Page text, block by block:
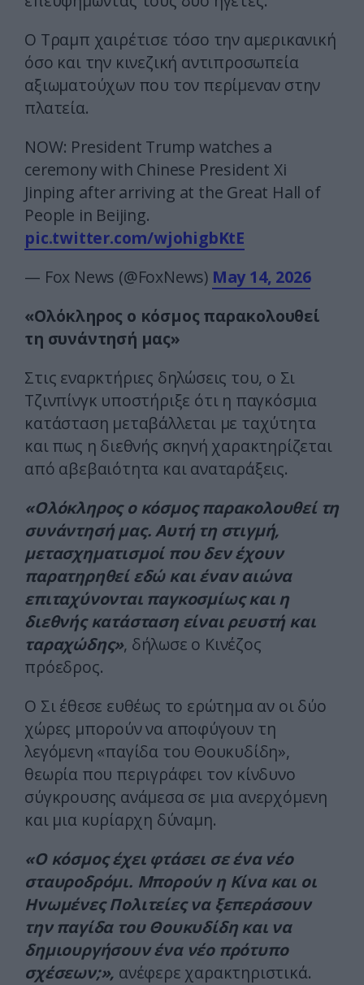
Ο Τραμπ χαιρέτισε τόσο την αμερικανική
όσο και την κινεζική αντιπροσωπεία
αξιωματούχων που τον περίμεναν στην
πλατεία.
NOW: President Trump watches a
ceremony with Chinese President Xi
Jinping after arriving at the Great Hall of
People in Beijing.
pic.twitter.com/wjohigbKtE
— Fox News (@FoxNews) May 14, 2026
«Ολόκληρος ο κόσμος παρακολουθεί
τη συνάντησή μας»
Στις εναρκτήριες δηλώσεις του, ο Σι
Τζινπίνγκ υποστήριξε ότι η παγκόσμια
κατάσταση μεταβάλλεται με ταχύτητα
και πως η διεθνής σκηνή χαρακτηρίζεται
από αβεβαιότητα και αναταράξεις.
«Ολόκληρος ο κόσμος παρακολουθεί τη
συνάντησή μας. Αυτή τη στιγμή,
μετασχηματισμοί που δεν έχουν
παρατηρηθεί εδώ και έναν αιώνα
επιταχύνονται παγκοσμίως και η
διεθνής κατάσταση είναι ρευστή και
ταραχώδης», δήλωσε ο Κινέζος
πρόεδρος.
Ο Σι έθεσε ευθέως το ερώτημα αν οι δύο
χώρες μπορούν να αποφύγουν τη
λεγόμενη «παγίδα του Θουκυδίδη»,
θεωρία που περιγράφει τον κίνδυνο
σύγκρουσης ανάμεσα σε μια ανερχόμενη
και μια κυρίαρχη δύναμη.
«Ο κόσμος έχει φτάσει σε ένα νέο
σταυροδρόμι. Μπορούν η Κίνα και οι
Ηνωμένες Πολιτείες να ξεπεράσουν
την παγίδα του Θουκυδίδη και να
δημιουργήσουν ένα νέο πρότυπο
σχέσεων;», ανέφερε χαρακτηριστικά.